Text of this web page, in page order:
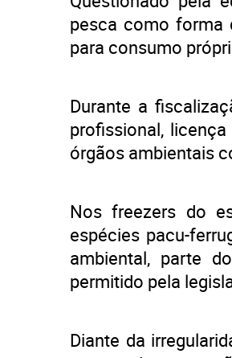
pesca como forma
para consumo
Durante a
profissional,
órgãos ambientais
Nos freezers do
espécies pacu-
ambiental, parte
permitido pela
Diante da